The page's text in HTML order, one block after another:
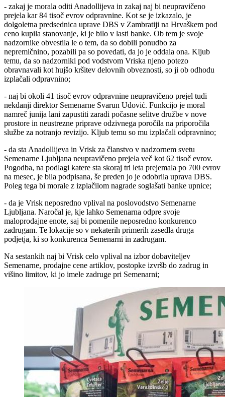
- zakaj je morala oditi Anadollijeva in zakaj naj bi neupravičeno
prejela kar 84 tisoč evrov odpravnine. Kot se je izkazalo, je
dolgoletna predsednica uprave DBS v Zambratiji na Hrvaškem pod
ceno kupila stanovanje, ki je bilo v lasti banke. Ob tem je svoje
nadzornike obvestila le o tem, da so dobili ponudbo za
nepremičnino, pozabili pa so povedati, da jo je oddala ona. Kljub
temu, da so nadzorniki pod vodstvom Vriska njeno potezo
obravnavali kot hujšo kršitev delovnih obveznosti, so ji ob odhodu
izplačali odpravnino;
- naj bi okoli 41 tisoč evrov odpravnine neupravičeno prejel tudi
nekdanji direktor Semenarne Svarun Udović. Funkcijo je moral
namreč junija lani zapustiti zaradi počasne selitve družbe v nove
prostore in neustrezne priprave odzivnega poročila na priporočila
službe za notranjo revizijo. Kljub temu so mu izplačali odpravnino;
- da sta Anadollijeva in Vrisk za članstvo v nadzornem svetu
Semenarne Ljubljana neupravičeno prejela več kot 62 tisoč evrov.
Pogodba, na podlagi katere sta skoraj tri leta prejemala po 700 evrov
na mesec, je bila podpisana, še preden jo je odobrila uprava DBS.
Poleg tega bi morale z izplačilom nagrade soglašati banke upnice;
- da je Vrisk neposredno vplival na poslovodstvo Semenarne
Ljubljana. Naročal je, kje lahko Semenarna odpre svoje
maloprodajne enote, saj bi pomenile neposredno konkurenco
zadrugam. Te lokacije so v nekaterih primerih zasedla druga
podjetja, ki so konkurenca Semenarni in zadrugam.
Na sestankih naj bi Vrisk celo vplival na izbor dobaviteljev
Semenarne, prodajne cene artiklov, postopke izvršb do zadrug in
višino limitov, ki jo imele zadruge pri Semenarni;